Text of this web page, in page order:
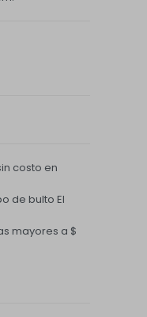
costo en
de bulto El
mayores a $